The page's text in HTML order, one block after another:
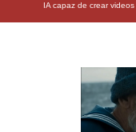
IA capaz de crear